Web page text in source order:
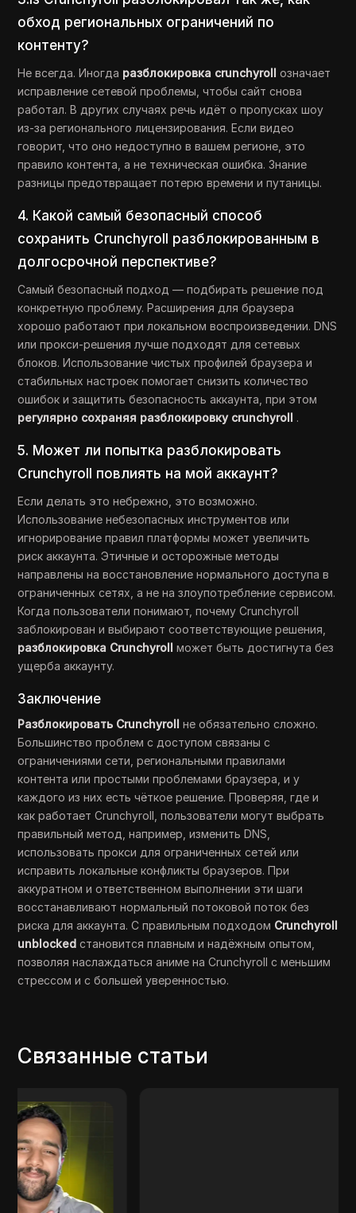
обход региональных ограничений по
контенту?
Не всегда. Иногда разблокировка crunchyroll означает
исправление сетевой проблемы, чтобы сайт снова
работал. В других случаях речь идёт о пропусках шоу
из-за регионального лицензирования. Если видео
говорит, что оно недоступно в вашем регионе, это
правило контента, а не техническая ошибка. Знание
разницы предотвращает потерю времени и путаницы.
4. Какой самый безопасный способ
сохранить Crunchyroll разблокированным в
долгосрочной перспективе?
Самый безопасный подход — подбирать решение под
конкретную проблему. Расширения для браузера
хорошо работают при локальном воспроизведении. DNS
или прокси-решения лучше подходят для сетевых
блоков. Использование чистых профилей браузера и
стабильных настроек помогает снизить количество
ошибок и защитить безопасность аккаунта, при этом
регулярно сохраняя разблокировку crunchyroll .
5. Может ли попытка разблокировать
Crunchyroll повлиять на мой аккаунт?
Если делать это небрежно, это возможно.
Использование небезопасных инструментов или
игнорирование правил платформы может увеличить
риск аккаунта. Этичные и осторожные методы
направлены на восстановление нормального доступа в
ограниченных сетях, а не на злоупотребление сервисом.
Когда пользователи понимают, почему Crunchyroll
заблокирован и выбирают соответствующие решения,
разблокировка Crunchyroll может быть достигнута без
ущерба аккаунту.
Заключение
Разблокировать Crunchyroll не обязательно сложно.
Большинство проблем с доступом связаны с
ограничениями сети, региональными правилами
контента или простыми проблемами браузера, и у
каждого из них есть чёткое решение. Проверяя, где и
как работает Crunchyroll, пользователи могут выбрать
правильный метод, например, изменить DNS,
использовать прокси для ограниченных сетей или
исправить локальные конфликты браузеров. При
аккуратном и ответственном выполнении эти шаги
восстанавливают нормальный потоковой поток без
риска для аккаунта. С правильным подходом Crunchyroll
unblocked становится плавным и надёжным опытом,
позволяя наслаждаться аниме на Crunchyroll с меньшим
стрессом и с большей уверенностью.
Связанные статьи